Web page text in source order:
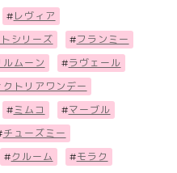
# レヴィア
シリーズ #フランミー
ルムーン #ラヴェール
クトリアワンデー
#ミムコ #マーブル
チューズミー
#クルーム #モラク